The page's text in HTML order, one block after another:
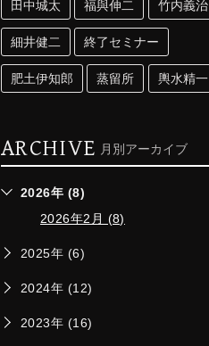
田中城太 福與伸二 竹内義治
細井健二 終了セミナー
肥土伊知郎 蒸留所 輿水精一
ARCHIVE 月別アーカイブ
2026年 (8)
2026年2月 (8)
2025年 (6)
2024年 (12)
2023年 (16)